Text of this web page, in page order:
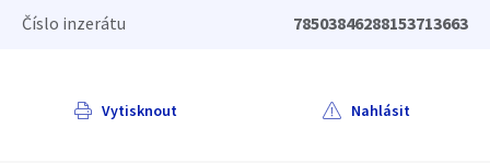
Číslo inzerátu 78503846288153713663
Vytisknout Nahlásit